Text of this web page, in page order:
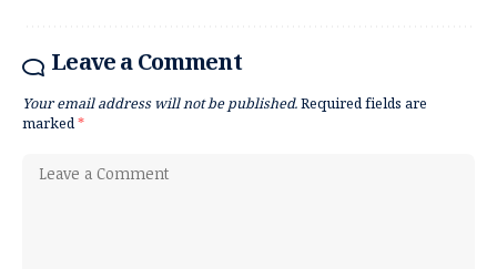
Leave a Comment
Your email address will not be published.Required fields are
marked*